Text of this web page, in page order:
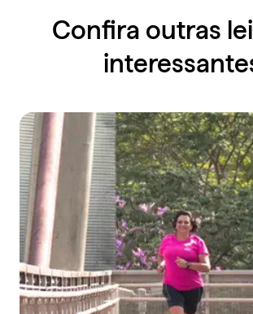
Confira outras